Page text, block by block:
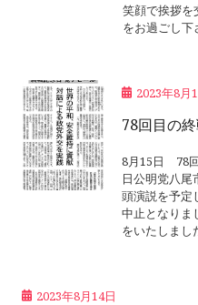
笑顔で挨拶を
をお過ごし下
2023年8月
78回目の
8月15日 78
日公明党八尾
頭演説を予定
中止となりま
をいたしま
2023年8月14日